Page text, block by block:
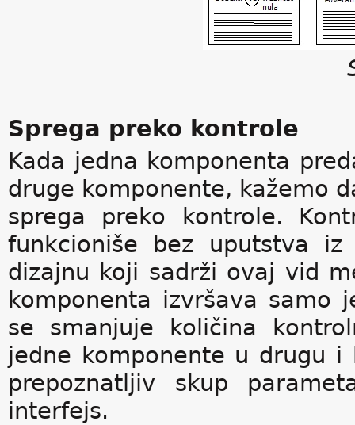
Sprega preko kontrole
Kada jedna komponenta
druge komponente, kažemo
sprega preko kontrole.
funkcioniše bez uputstva
dizajnu koji sadrži ovaj vid
komponenta izvršava samo
se smanjuje količina
jedne komponente u drugu
prepoznatljiv skup
interfejs.